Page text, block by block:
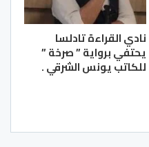
نادي القراءة تادلسا
يحتفي برواية ” صرخة ”
للكاتب يونس الشرقي .